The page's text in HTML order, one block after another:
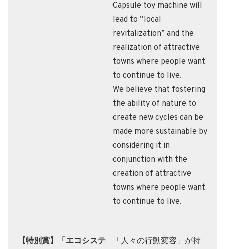
Capsule toy machine will
lead to “local
revitalization” and the
realization of attractive
towns where people want
to continue to live.
We believe that fostering
the ability of nature to
create new cycles can be
made more sustainable by
considering it in
conjunction with the
creation of attractive
towns where people want
to continue to live.
【特別賞】「エコシステ
「人々の行動変容」が持